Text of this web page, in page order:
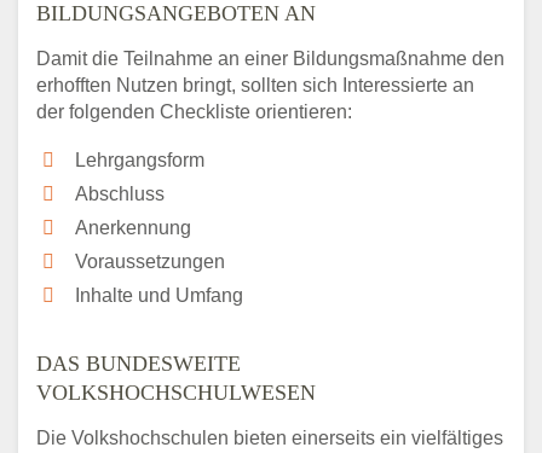
BILDUNGSANGEBOTEN AN
Damit die Teilnahme an einer Bildungsmaßnahme den
erhofften Nutzen bringt, sollten sich Interessierte an
der folgenden Checkliste orientieren:
Lehrgangsform
Abschluss
Anerkennung
Voraussetzungen
Inhalte und Umfang
DAS BUNDESWEITE
VOLKSHOCHSCHULWESEN
Die Volkshochschulen bieten einerseits ein vielfältiges